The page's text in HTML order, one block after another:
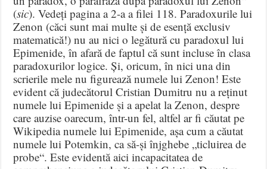
(sic). Vedeți pagina a 2-a a filei 118. Paradoxurile lui
Zenon (căci sunt mai multe și de esență exclusiv
matematică!) nu au nici o legătură cu paradoxul lui
Epimenide, în afară de faptul că sunt incluse în clasa
paradoxurilor logice. Și, oricum, în nici una din
scrierile mele nu figurează numele lui Zenon! Este
evident că judecătorul Cristian Dumitru nu a reținut
numele lui Epimenide și a apelat la Zenon, despre
care auzise oarecum, într-un fel, altfel ar fi căutat pe
Wikipedia numele lui Epimenide, așa cum a căutat
numele lui Potemkin, ca să-și înjghebe „ticluirea de
probe“. Este evidentă aici incapacitatea de